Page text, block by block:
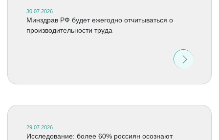
30.07.2026
Минздрав РФ будет ежегодно отчитываться о
производительности труда
29.07.2026
Исследование: более 60% россиян осознают